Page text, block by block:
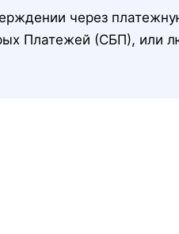
через
Платежей (СБП), или